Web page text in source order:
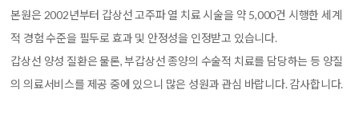
본원은 2002년부터 갑상선 고주파 열 치료 시술을 약 5,000건 시행한 세계
적 경험 수준을 필두로 효과 및 안정성을 인정받고 있습니다.
갑상선 양성 질환은 물론, 부갑상선 종양의 수술적 치료를 담당하는 등 양질
의 의료서비스를 제공 중에 있으니 많은 성원과 관심 바랍니다. 감사합니다.